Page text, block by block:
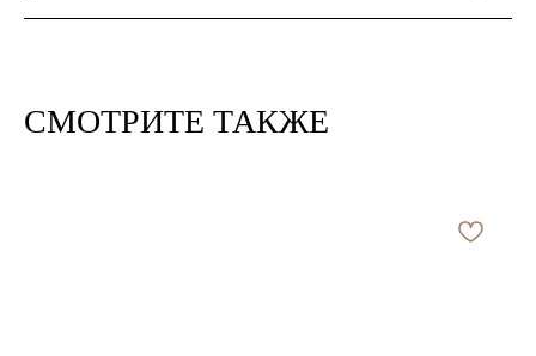
СМОТРИТЕ ТАКЖЕ